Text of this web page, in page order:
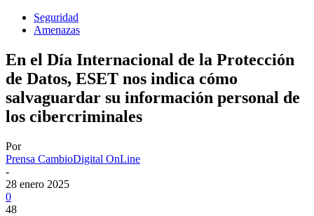
Seguridad
Amenazas
En el Día Internacional de la Protección
de Datos, ESET nos indica cómo
salvaguardar su información personal de
los cibercriminales
Por
Prensa CambioDigital OnLine
-
28 enero 2025
0
48